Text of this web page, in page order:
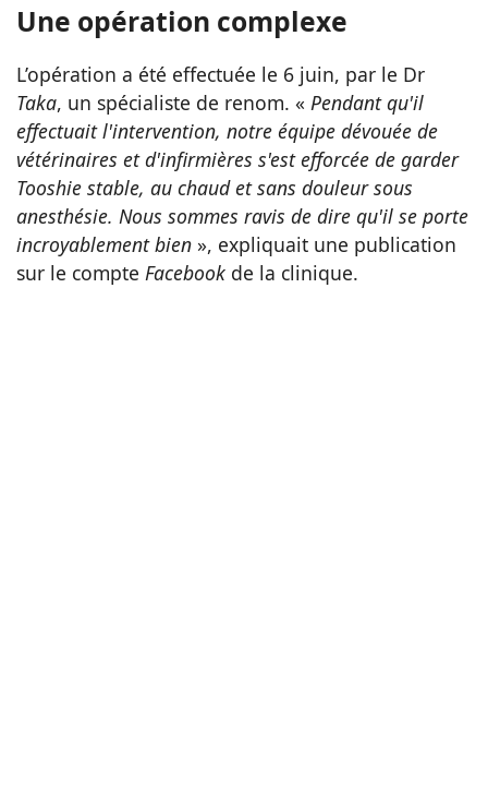
Une opération complexe
L’opération a été effectuée le 6 juin, par le Dr
Taka, un spécialiste de renom. « Pendant qu'il
effectuait l'intervention, notre équipe dévouée de
vétérinaires et d'infirmières s'est efforcée de garder
Tooshie stable, au chaud et sans douleur sous
anesthésie. Nous sommes ravis de dire qu'il se porte
incroyablement bien », expliquait une publication
sur le compte Facebook de la clinique.